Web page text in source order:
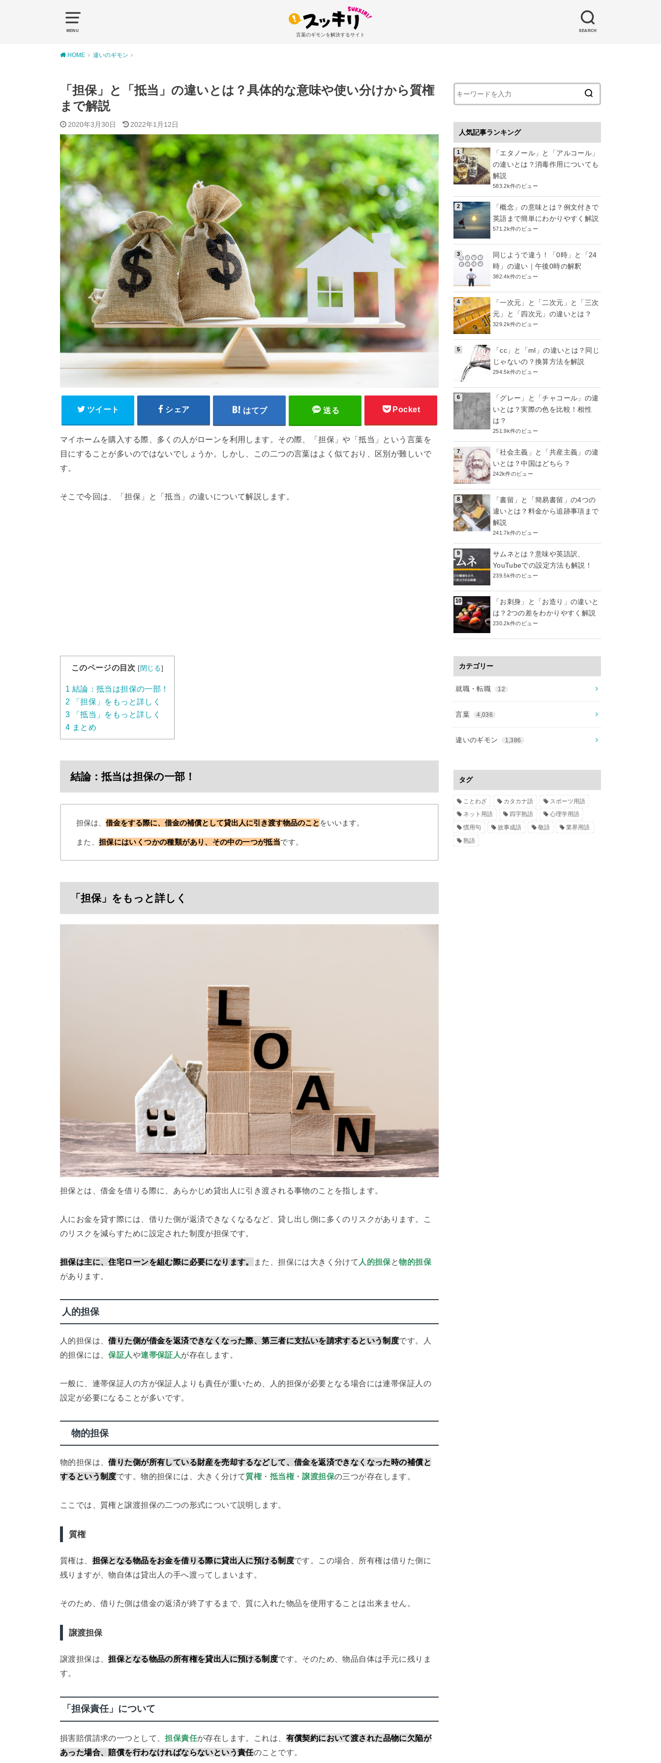
MENU SEARCH
言葉のギモンを解決するサイト
HOME 違いのギモン
「担保」と「抵当」の違いとは？具体的な意味や使い分けから質権
まで解説
2020年3月30日 2022年1月12日
ツイート シェア はてブ 送る Pocket
マイホームを購入する際、多くの人がローンを利用します。その際、「担保」や「抵当」という言葉を
目にすることが多いのではないでしょうか。しかし、この二つの言葉はよく似ており、区別が難しいで
す。
そこで今回は、「担保」と「抵当」の違いについて解説します。
このページの目次 [閉じる]
1 結論：抵当は担保の一部！
2 「担保」をもっと詳しく
3 「抵当」をもっと詳しく
4 まとめ
結論：抵当は担保の一部！
担保は、 借金をする際に、借金の補償として貸出人に引き渡す物品のこと をいいます。
また、 担保にはいくつかの種類があり、その中の一つが抵当です。
「担保」をもっと詳しく
担保とは、借金を借りる際に、あらかじめ貸出人に引き渡される事物のことを指します。
人にお金を貸す際には、借りた側が返済できなくなるなど、貸し出し側に多くのリスクがあります。こ
のリスクを減らすために設定された制度が担保です。
担保は主に、住宅ローンを組む際に必要になります。 また、担保には大きく分けて 人的担保と物的担保
があります。
人的担保
人的担保は、借りた側が借金を返済できなくなった際、第三者に支払いを請求するという制度です。人
的担保には、保証人や連帯保証人が存在します。
一般に、連帯保証人の方が保証人よりも責任が重いため、人的担保が必要となる場合には連帯保証人の
設定が必要になることが多いです。
物的担保
物的担保は、借りた側が所有している財産を売却するなどして、借金を返済できなくなった時の補償と
するという制度です。物的担保には、大きく分けて質権・ 抵当権・譲渡担保の三つが存在します。
ここでは、質権と譲渡担保の二つの形式について説明します。
質権
質権は、 担保となる物品をお金を借りる際に貸出人に預ける制度です。この場合、所有権は借りた側に
残りますが、物自体は貸出人の手へ渡ってしまいます。
そのため、借りた側は借金の返済が終了するまで、質に入れた物品を使用することは出来ません。
譲渡担保
譲渡担保は、担保となる物品の所有権を貸出人に預ける制度です。そのため、物品自体は手元に残りま
す。
「担保責任」について
損害賠償請求の一つとして、担保責任が存在します。これは、 有償契約において渡された品物に欠陥が
あった場合、賠償を行わなければならないという責任のことです。
人気記事ランキング
「エタノール」と「アルコール」
の違いとは？消毒作用についても
解説
583.2k件のビュー
「概念」の意味とは？例文付きで
英語まで簡単にわかりやすく解説
571.2k件のビュー
同じようで違う！「0時」と「24
時」の違い｜午後0時の解釈
382.4k件のビュー
「一次元」と「二次元」と「三次
元」と「四次元」の違いとは？
329.2k件のビュー
「cc」と「ml」の違いとは？同じ
じゃないの？換算方法を解説
294.5k件のビュー
「グレー」と「チャコール」の違
いとは？実際の色を比較！相性
は？
251.9k件のビュー
「社会主義」と「共産主義」の違
いとは？中国はどちら？
242k件のビュー
「書留」と「簡易書留」の4つの
違いとは？料金から追跡事項まで
解説
241.7k件のビュー
サムネとは？意味や英語訳、
YouTubeでの設定方法も解説！
239.5k件のビュー
「お刺身」と「お造り」の違いと
は？2つの差をわかりやすく解説
230.2k件のビュー
カテゴリー
就職・転職 12
言葉 4,036
違いのギモン 1,386
タグ
ことわざ カタカナ語
スポーツ用語
ネット用語
四字熟語
心理学用語
慣用句
故事成語 敬語
業界用語
熟語